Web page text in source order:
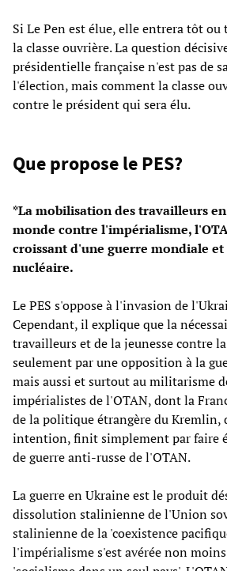
Si Le Pen est élue, elle entrera tôt
la classe ouvrière. La question
présidentielle française n'est pas de
l'élection, mais comment la classe
contre le président qui sera élu.
Que propose le PES?
*La mobilisation des travailleurs
monde contre l'impérialisme,
croissant d'une guerre mondiale
nucléaire.
Le PES s'oppose à l'invasion de
Cependant, il explique que la
travailleurs et de la jeunesse contre
seulement par une opposition à la
mais aussi et surtout au militarisme
impérialistes de l'OTAN, dont la
de la politique étrangère du Kremlin,
intention, finit simplement par faire
de guerre anti-russe de l'OTAN.
La guerre en Ukraine est le produit
dissolution stalinienne de l'Union
stalinienne de la 'coexistence
l'impérialisme s'est avérée non